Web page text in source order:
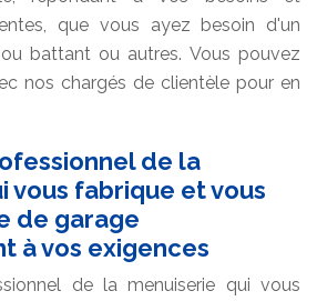
que vous ayez besoin d'un
battant ou autres. Vous pouvez
nos chargés de clientèle pour en
de la
vous fabrique et vous
de garage
à vos exigences
de la menuiserie qui vous